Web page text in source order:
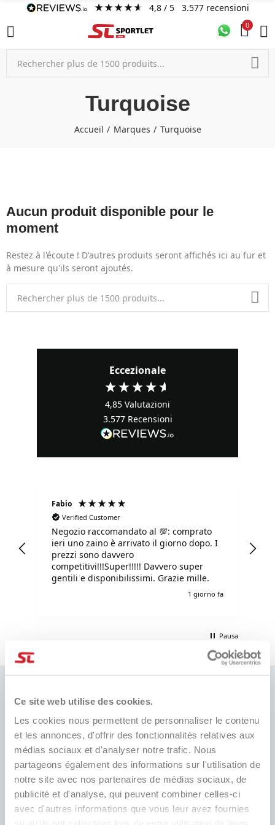
Ce site web utilise des cookies.
Les cookies nous permettent de personnaliser le contenu
et les annonces, d'offrir des fonctionnalités relatives aux
médias sociaux et d'analyser notre trafic. Nous
partageons également des informations sur l'utilisation de
notre site avec nos partenaires de médias sociaux, de
publicité et d'analyse, qui peuvent combiner celles-ci
avec d'autres informations que vous leur avez fournies
4,8/ 5 3.577 recensioni
0
Turquoise
Accueil Marques Turquoise
Aucun produit disponible pour le
moment
Restez à l'écoute ! D'autres produits seront affichés ici au fur et
à mesure qu'ils seront ajoutés.
Eccezionale
4,85 Valutazioni
3.577 Recensioni
Fabio
Verified Customer
Negozio raccomandato al 💯: comprato
ieri uno zaino è arrivato il giorno dopo. I
prezzi sono davvero
competitivi!!!Super!!!!! Davvero super
gentili e disponibilissimi. Grazie mille.
1 giorno fa
Pausa
EXPÉDITION RAPIDE
Dans le monde entier, avec suivi
MEILLEUR PRIX
Toujours les meilleurs prix du
promotions dédiées